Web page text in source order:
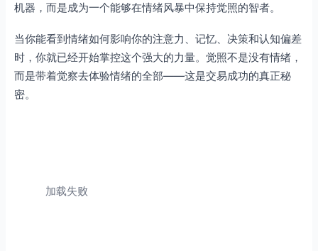
机器，而是成为一个能够在情绪风暴中保持觉照的智者。
当你能看到情绪如何影响你的注意力、记忆、决策和认知偏差
时，你就已经开始掌控这个强大的力量。觉照不是没有情绪，
而是带着觉察去体验情绪的全部——这是交易成功的真正秘
密。
加载失败